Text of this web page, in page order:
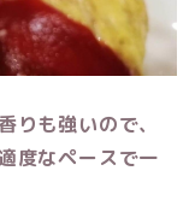
りも強いので、
度なペースで一